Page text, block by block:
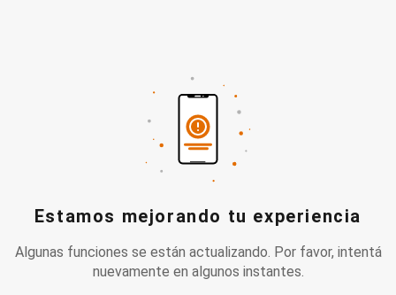
Estamos mejorando tu experiencia
Algunas funciones se están actualizando. Por favor, intentá
nuevamente en algunos instantes.